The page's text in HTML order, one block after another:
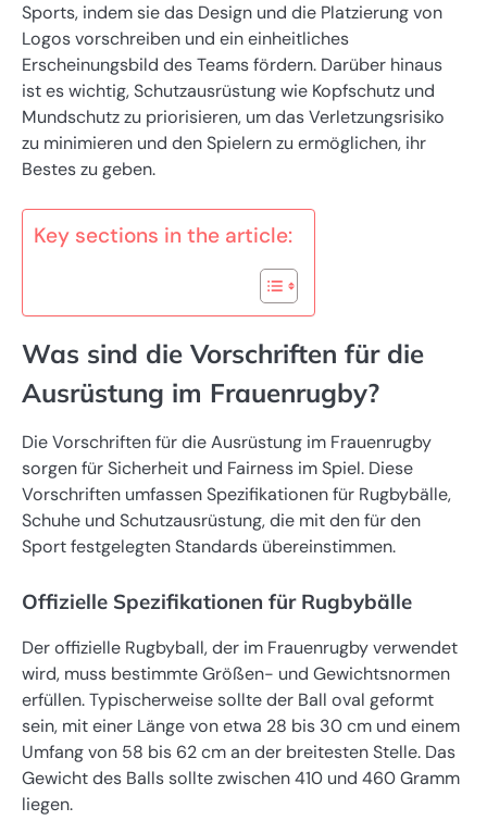
Sports, indem sie das Design und die Platzierung von
Logos vorschreiben und ein einheitliches
Erscheinungsbild des Teams fördern. Darüber hinaus
ist es wichtig, Schutzausrüstung wie Kopfschutz und
Mundschutz zu priorisieren, um das Verletzungsrisiko
zu minimieren und den Spielern zu ermöglichen, ihr
Bestes zu geben.
Key sections in the article:
Was sind die Vorschriften für die
Ausrüstung im Frauenrugby?
Die Vorschriften für die Ausrüstung im Frauenrugby
sorgen für Sicherheit und Fairness im Spiel. Diese
Vorschriften umfassen Spezifikationen für Rugbybälle,
Schuhe und Schutzausrüstung, die mit den für den
Sport festgelegten Standards übereinstimmen.
Offizielle Spezifikationen für Rugbybälle
Der offizielle Rugbyball, der im Frauenrugby verwendet
wird, muss bestimmte Größen- und Gewichtsnormen
erfüllen. Typischerweise sollte der Ball oval geformt
sein, mit einer Länge von etwa 28 bis 30 cm und einem
Umfang von 58 bis 62 cm an der breitesten Stelle. Das
Gewicht des Balls sollte zwischen 410 und 460 Gramm
liegen.